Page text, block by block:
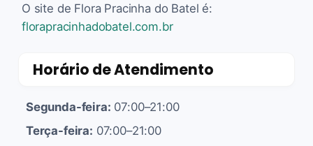
O site de Flora Pracinha do Batel é:
florapracinhadobatel.com.br
Horário de Atendimento
Segunda-feira: 07:00–21:00
Terça-feira: 07:00–21:00